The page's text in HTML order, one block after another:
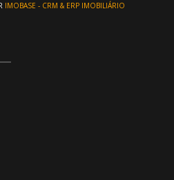
IMOBASE - CRM & ERP IMOBILIÁRIO